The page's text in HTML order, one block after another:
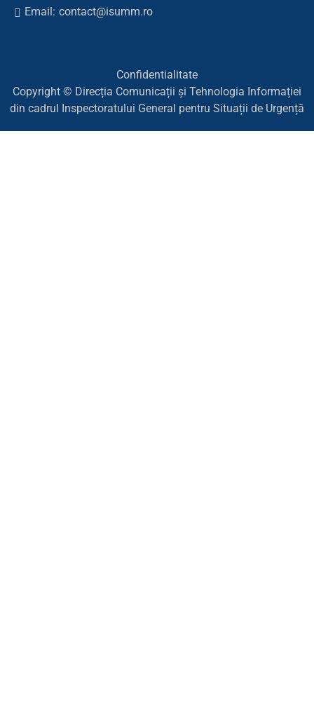
Email: contact@isumm.ro
Confidentialitate
Copyright © Direcția Comunicații și Tehnologia Informației
din cadrul Inspectoratului General pentru Situații de Urgență